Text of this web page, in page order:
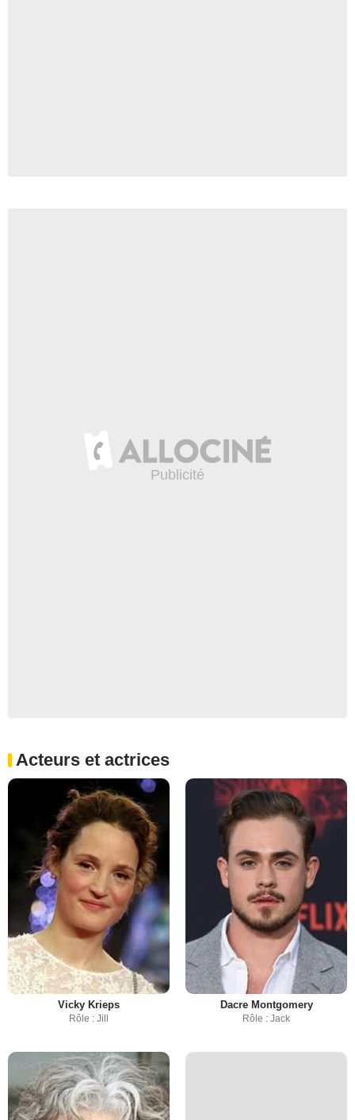
Acteurs et actrices
Vicky Krieps
Rôle : Jill
Dacre Montgomery
Rôle : Jack